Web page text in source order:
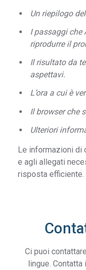
Un riepilogo
I passaggi che
riprodurre il
Il risultato da
aspettavi.
L’ora a cui è
Il browser che
Ulteriori
Le informazioni di
e agli allegati
risposta efficiente.
Ci puoi
lingue.